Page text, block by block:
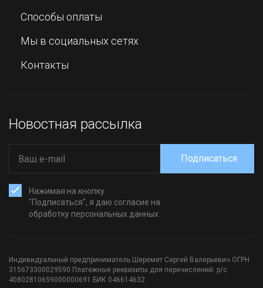
Способы оплаты
Мы в социальных сетях
Контакты
Новостная рассылка
Нажимая на кнопку
"Подписаться", я даю согласие на
обработку персональных данных
Подписаться
Индивидуальный предприниматель Шеремет Сергей Валерьевич ОГРН
315673300029590 Платежные реквизиты для перечислений: р/с
40802810659000000691 БИК 046614632